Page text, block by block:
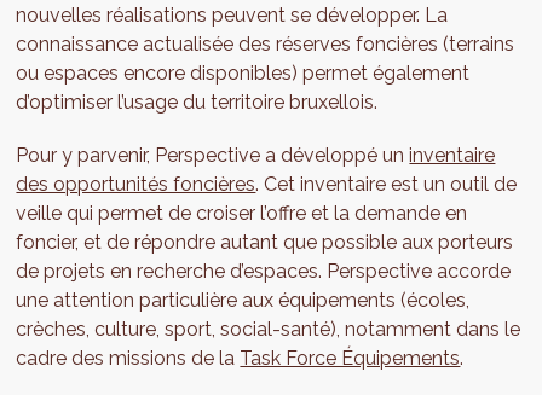
nouvelles réalisations peuvent se développer. La
connaissance actualisée des réserves foncières (terrains
ou espaces encore disponibles) permet également
d’optimiser l’usage du territoire bruxellois.
Pour y parvenir, Perspective a développé uninventaire
des opportunités foncières. Cet inventaire est un outil de
veille qui permet de croiser l’offre et la demande en
foncier, et de répondre autant que possible aux porteurs
de projets en recherche d’espaces. Perspective accorde
une attention particulière aux équipements (écoles,
crèches, culture, sport, social-santé), notamment dans le
cadre des missions de la Task Force Équipements.